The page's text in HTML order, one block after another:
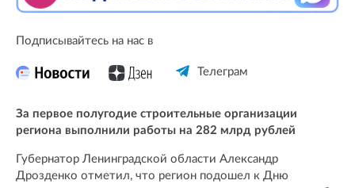
Подписывайтесь на нас в
Телеграм
За первое полугодие строительные организации
региона выполнили работы на 282 млрд рублей
Губернатор Ленинградской области Александр
Дрозденко отметил, что регион подошел к Дню